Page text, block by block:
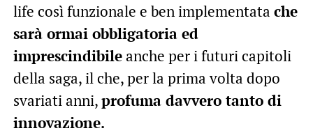
life così funzionale e ben implementata che
sarà ormai obbligatoria ed
imprescindibileanche per i futuri capitoli
della saga, il che, per la prima volta dopo
svariati anni,profuma davvero tanto di
innovazione.